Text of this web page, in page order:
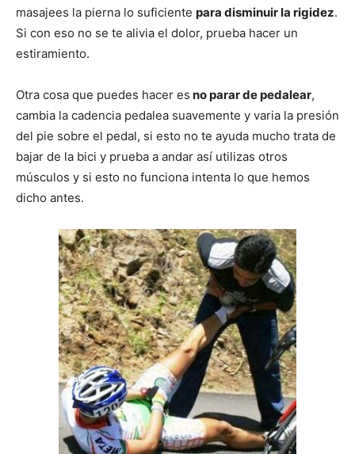
masajees la pierna lo suficiente para disminuir la rigidez.
Si con eso no se te alivia el dolor, prueba hacer un
estiramiento.
Otra cosa que puedes hacer es no parar de pedalear,
cambia la cadencia pedalea suavemente y varia la presión
del pie sobre el pedal, si esto no te ayuda mucho trata de
bajar de la bici y prueba a andar así utilizas otros
músculos y si esto no funciona intenta lo que hemos
dicho antes.